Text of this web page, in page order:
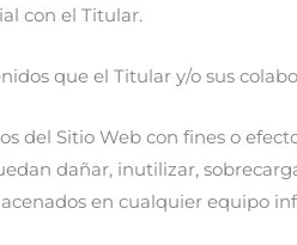
con el Titular.
que el Titular y/o sus
Sitio Web con fines o
dañar, inutilizar,
en cualquier equipo